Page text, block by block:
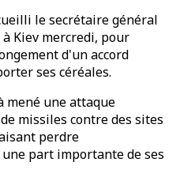
le secrétaire général
Kiev mercredi, pour
d'un accord
ses céréales.
mené une attaque
missiles contre des sites
perdre
part importante de ses